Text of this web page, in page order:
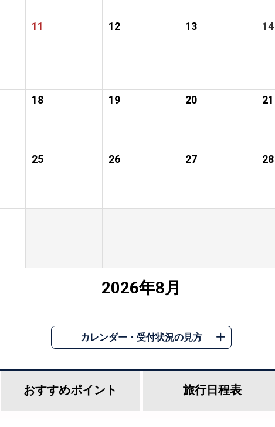
11 12 13 14
18 19 20 21
25 26 27 28
2026年8月
カレンダー・受付状況の見方
おすすめポイント 旅行日程表